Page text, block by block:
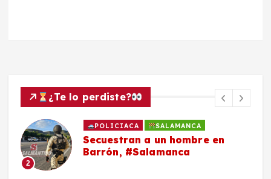
¿Te lo perdiste?
2
POLICIACA SALAMANCA
Secuestran a un hombre en
Barrón, #Salamanca